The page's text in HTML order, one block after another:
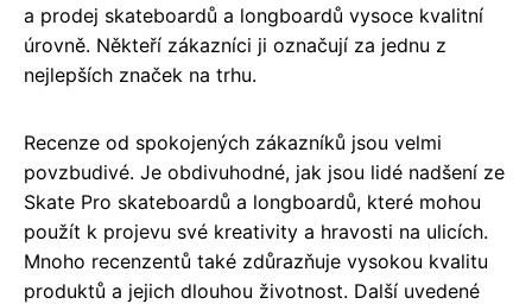
a prodej skateboardů a longboardů vysoce kvalitní
úrovně. Někteří zákazníci ji označují za jednu z
nejlepších značek na trhu.
Recenze od spokojených zákazníků jsou velmi
povzbudivé. Je obdivuhodné, jak jsou lidé nadšení ze
Skate Pro skateboardů a longboardů, které mohou
použít k projevu své kreativity a hravosti na ulicích.
Mnoho recenzentů také zdůrazňuje vysokou kvalitu
produktů a jejich dlouhou životnost. Další uvedené